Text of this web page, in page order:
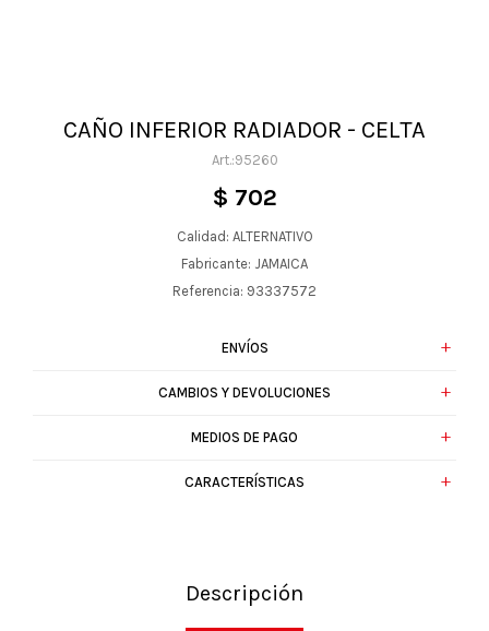
CAÑO INFERIOR RADIADOR - CELTA
95260
$ 702
Calidad: ALTERNATIVO
Fabricante: JAMAICA
Referencia: 93337572
ENVÍOS
CAMBIOS Y DEVOLUCIONES
MEDIOS DE PAGO
CARACTERÍSTICAS
Descripción